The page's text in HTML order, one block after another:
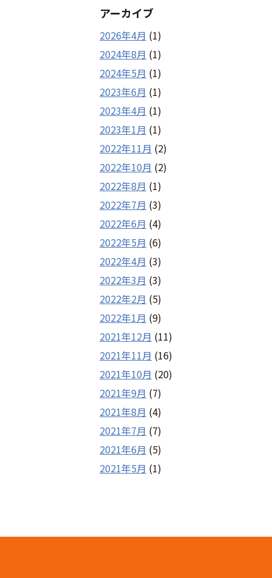
アーカイブ
2026年4月 (1)
2024年8月 (1)
2024年5月 (1)
2023年6月 (1)
2023年4月 (1)
2023年1月 (1)
2022年11月 (2)
2022年10月 (2)
2022年8月 (1)
2022年7月 (3)
2022年6月 (4)
2022年5月 (6)
2022年4月 (3)
2022年3月 (3)
2022年2月 (5)
2022年1月 (9)
2021年12月 (11)
2021年11月 (16)
2021年10月 (20)
2021年9月 (7)
2021年8月 (4)
2021年7月 (7)
2021年6月 (5)
2021年5月 (1)